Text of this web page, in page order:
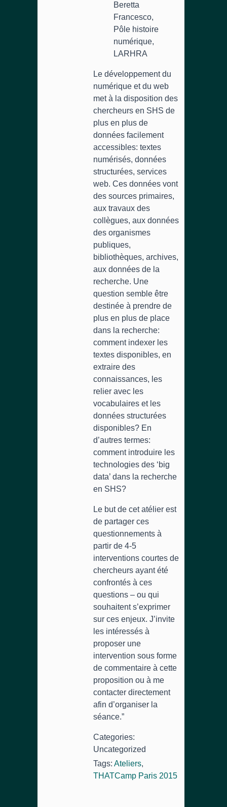
Beretta
Francesco,
Pôle histoire
numérique,
LARHRA
Le développement du
numérique et du web
met à la disposition des
chercheurs en SHS de
plus en plus de
données facilement
accessibles: textes
numérisés, données
structurées, services
web. Ces données vont
des sources primaires,
aux travaux des
collègues, aux données
des organismes
publiques,
bibliothèques, archives,
aux données de la
recherche. Une
question semble être
destinée à prendre de
plus en plus de place
dans la recherche:
comment indexer les
textes disponibles, en
extraire des
connaissances, les
relier avec les
vocabulaires et les
données structurées
disponibles? En
d’autres termes:
comment introduire les
technologies des ‘big
data’ dans la recherche
en SHS?
Le but de cet atélier est
de partager ces
questionnements à
partir de 4-5
interventions courtes de
chercheurs ayant été
confrontés à ces
questions – ou qui
souhaitent s’exprimer
sur ces enjeux. J’invite
les intéressés à
proposer une
intervention sous forme
de commentaire à cette
proposition ou à me
contacter directement
afin d’organiser la
séance.”
Categories:
Uncategorized
Tags: Ateliers,
THATCamp Paris 2015